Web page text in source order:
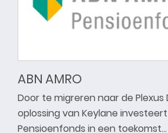
ABN AMRO
Door te migreren naar de
oplossing van Keylane investeert
Pensioenfonds in een toekomst…